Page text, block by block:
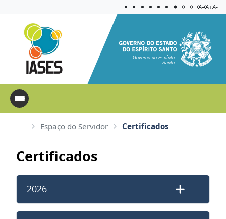
Aplicar
A=A+A-
Governo do Espírito
Santo
Espaço do Servidor Certificados
Certificados
2026